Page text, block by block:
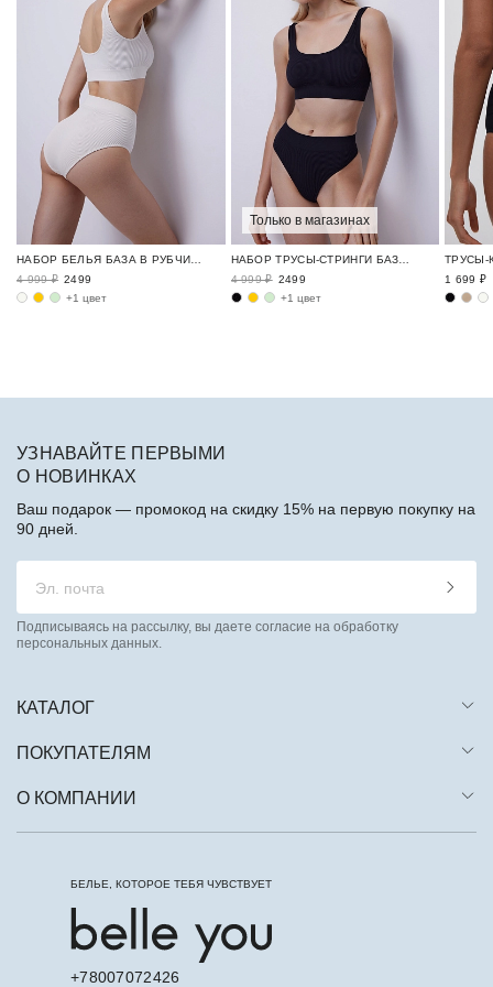
4 999 ₽ 2499
+1 цвет
Только в магазинах
4 999 ₽ 2499
+1 цвет
1 699 ₽
КАТАЛОГ
ПОКУПАТЕЛЯМ
О КОМПАНИИ
УЗНАВАЙТЕ ПЕРВЫМИ
О НОВИНКАХ
Ваш подарок — промокод на скидку 15% на первую покупку на
90 дней.
Подписываясь на рассылку, вы даете согласие на обработку
персональных данных.
БЕЛЬЕ, КОТОРОЕ ТЕБЯ ЧУВСТВУЕТ
+78007072426